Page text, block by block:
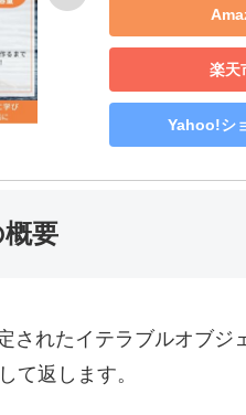
楽天
Yahoo!シ
要
されたイテラブルオブ
て返します。